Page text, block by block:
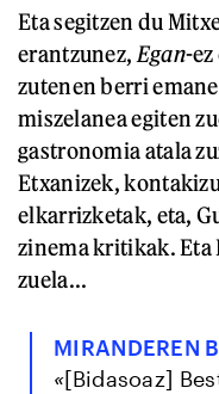
Eta segitzen du
erantzunez, Egan-ez
zutenen berri
miszelanea egiten
gastronomia atala
Etxanizek,
elkarrizketak, eta,
zinema kritikak. Eta
zuela...
MIRANDEREN
«[Bidasoaz]